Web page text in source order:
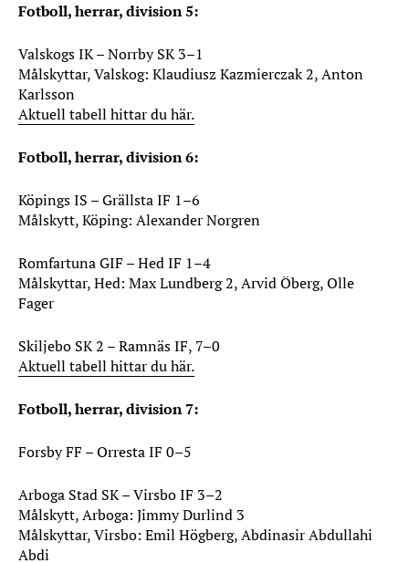
Fotboll, herrar, division 5:
Valskogs IK – Norrby SK 3–1
Målskyttar, Valskog: Klaudiusz Kazmierczak 2, Anton
Karlsson
Aktuell tabell hittar du här.
Fotboll, herrar, division 6:
Köpings IS – Grällsta IF 1–6
Målskytt, Köping: Alexander Norgren
Romfartuna GIF – Hed IF 1–4
Målskyttar, Hed: Max Lundberg 2, Arvid Öberg, Olle
Fager
Skiljebo SK 2 – Ramnäs IF, 7–0
Aktuell tabell hittar du här.
Fotboll, herrar, division 7:
Forsby FF – Orresta IF 0–5
Arboga Stad SK – Virsbo IF 3–2
Målskytt, Arboga: Jimmy Durlind 3
Målskyttar, Virsbo: Emil Högberg, Abdinasir Abdullahi
Abdi